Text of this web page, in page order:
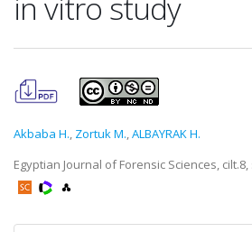
Akbaba H., Zortuk M.,ALBAYRAK H.
Egyptian Journal of Forensic Sciences, cilt.8,